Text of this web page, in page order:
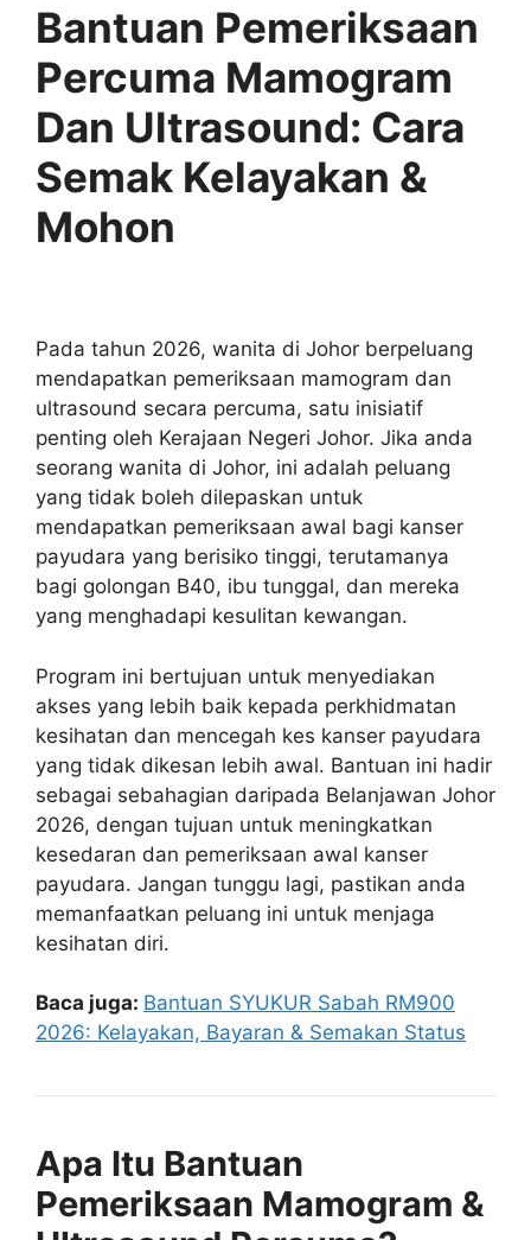
Bantuan Pemeriksaan
Percuma Mamogram
Dan Ultrasound: Cara
Semak Kelayakan &
Mohon
Pada tahun 2026, wanita di Johor berpeluang
mendapatkan pemeriksaan mamogram dan
ultrasound secara percuma, satu inisiatif
penting oleh Kerajaan Negeri Johor. Jika anda
seorang wanita di Johor, ini adalah peluang
yang tidak boleh dilepaskan untuk
mendapatkan pemeriksaan awal bagi kanser
payudara yang berisiko tinggi, terutamanya
bagi golongan B40, ibu tunggal, dan mereka
yang menghadapi kesulitan kewangan.
Program ini bertujuan untuk menyediakan
akses yang lebih baik kepada perkhidmatan
kesihatan dan mencegah kes kanser payudara
yang tidak dikesan lebih awal. Bantuan ini hadir
sebagai sebahagian daripada Belanjawan Johor
2026, dengan tujuan untuk meningkatkan
kesedaran dan pemeriksaan awal kanser
payudara. Jangan tunggu lagi, pastikan anda
memanfaatkan peluang ini untuk menjaga
kesihatan diri.
Baca juga: Bantuan SYUKUR Sabah RM900
2026: Kelayakan, Bayaran & Semakan Status
Apa Itu Bantuan
Pemeriksaan Mamogram &